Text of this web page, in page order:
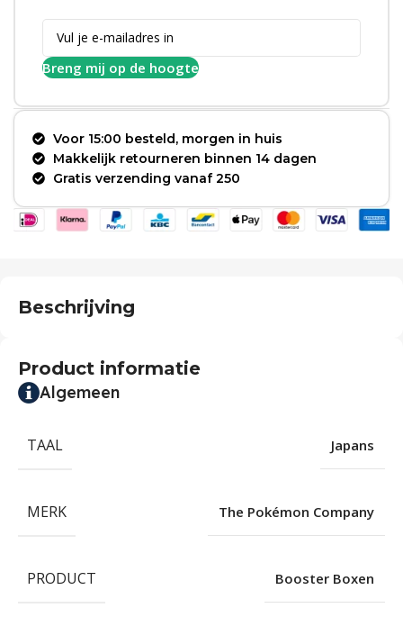
Breng mij op de hoogte
Voor 15:00 besteld, morgen in huis
Makkelijk retourneren binnen 14 dagen
Gratis verzending vanaf 250
Beschrijving
Product informatie
Algemeen
TAAL Japans
MERK The Pokémon Company
PRODUCT Booster Boxen